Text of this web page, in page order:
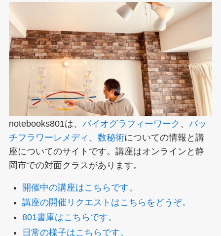
notebooks801は、 バイオグラフィーワーク 、 バッ
チフラワーレメディ 、 数秘術についての情報と講
座についてのサイトです。講座はオンラインと静
岡市での対面クラスがあります。
開催中の講座はこちらです。
講座の開催リクエストはこちらをどうぞ。
801書庫はこちらです。
日常の様子はこちらです。